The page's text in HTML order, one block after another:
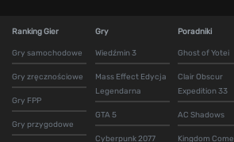
Ranking Gier
Gry samochodowe
Gry zręcznościowe
Gry FPP
Gry przygodowe
Gry
Wiedźmin 3
Mass Effect Edycja
Legendarna
GTA 5
Cyberpunk 2077
Poradniki
Ghost of Yotei
Clair Obscur
Expedition 33
AC Shadows
Kingdom Come